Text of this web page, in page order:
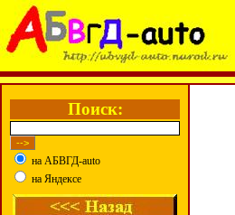
Поиск:
на АБВГД-auto
на Яндексе